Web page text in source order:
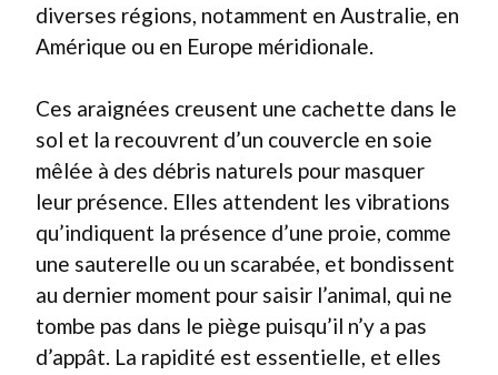
diverses régions, notamment en Australie, en
Amérique ou en Europe méridionale.
Ces araignées creusent une cachette dans le
sol et la recouvrent d’un couvercle en soie
mêlée à des débris naturels pour masquer
leur présence. Elles attendent les vibrations
qu’indiquent la présence d’une proie, comme
une sauterelle ou un scarabée, et bondissent
au dernier moment pour saisir l’animal, qui ne
tombe pas dans le piège puisqu’il n’y a pas
d’appât. La rapidité est essentielle, et elles